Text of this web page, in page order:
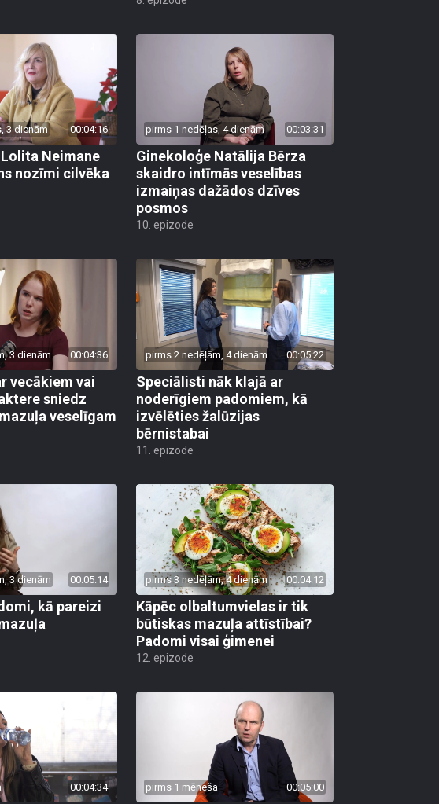
3 dienām 00:04:16
Neimane
nozīmi cilvēka
pirms 1 nedēļas, 4 dienām 00:03:31
Ginekoloģe Natālija Bērza
skaidro intīmās veselības
izmaiņas dažādos dzīves
posmos
10. epizode
3 dienām 00:04:36
vecākiem vai
sniedz
veselīgam
pirms 2 nedēļām, 4 dienām 00:05:22
Speciālisti nāk klajā ar
noderīgiem padomiem, kā
izvēlēties žalūzijas
bērnistabai
11. epizode
3 dienām 00:05:14
kā pareizi
pirms 3 nedēļām, 4 dienām 00:04:12
Kāpēc olbaltumvielas ir tik
būtiskas mazuļa attīstībai?
Padomi visai ģimenei
12. epizode
00:04:34 pirms 1 mēneša 00:05:00